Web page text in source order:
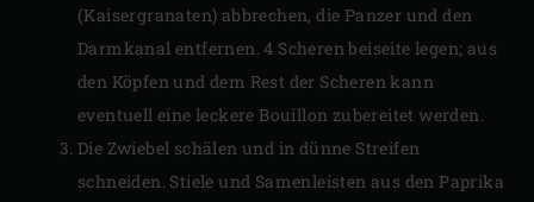
(Kaisergranaten) abbrechen, die Panzer und den
Darmkanal entfernen. 4 Scheren beiseite legen; aus
den Köpfen und dem Rest der Scheren kann
eventuell eine leckere Bouillon zubereitet werden.
Die Zwiebel schälen und in dünne Streifen
schneiden. Stiele und Samenleisten aus den Paprika